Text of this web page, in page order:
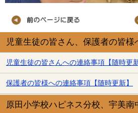
児童生徒の皆さん、保護者の皆様
児童生徒の皆さんへの連絡事項【随時更新
保護者の皆様への連絡事項【随時更新】
原田小学校ハピネス分校、宇美